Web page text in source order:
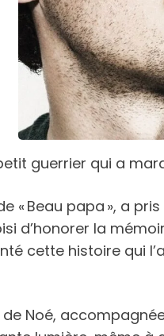
guerrier qui a
« Beau papa », a
d’honorer la
cette histoire qui
Noé,